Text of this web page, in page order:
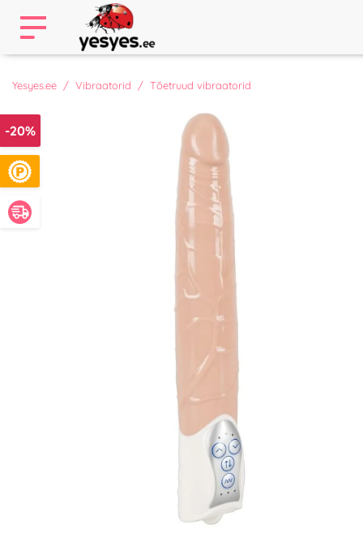
Yesyes.ee Vibraatorid Tõetruud vibraatorid
-20%